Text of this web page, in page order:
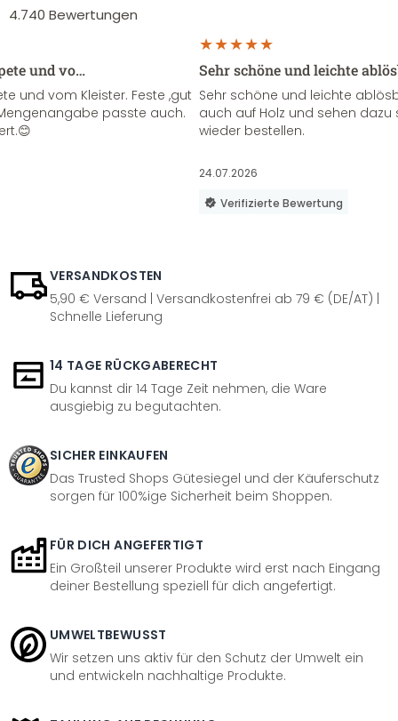
4.740 Bewertungen
und vo…
und vom Kleister. Feste ,gut
passte auch.
Sehr schöne und leichte
Sehr schöne und leichte
auch auf Holz und sehen
wieder bestellen.
24.07.2026
Verifizierte Bewertung
VERSANDKOSTEN
5,90 € Versand | Versandkostenfrei ab 79 € (DE/AT) |
Schnelle Lieferung
14 TAGE RÜCKGABERECHT
Du kannst dir 14 Tage Zeit nehmen, die Ware
ausgiebig zu begutachten.
SICHER EINKAUFEN
Das Trusted Shops Gütesiegel und der Käuferschutz
sorgen für 100%ige Sicherheit beim Shoppen.
FÜR DICH ANGEFERTIGT
Ein Großteil unserer Produkte wird erst nach Eingang
deiner Bestellung speziell für dich angefertigt.
UMWELTBEWUSST
Wir setzen uns aktiv für den Schutz der Umwelt ein
und entwickeln nachhaltige Produkte.